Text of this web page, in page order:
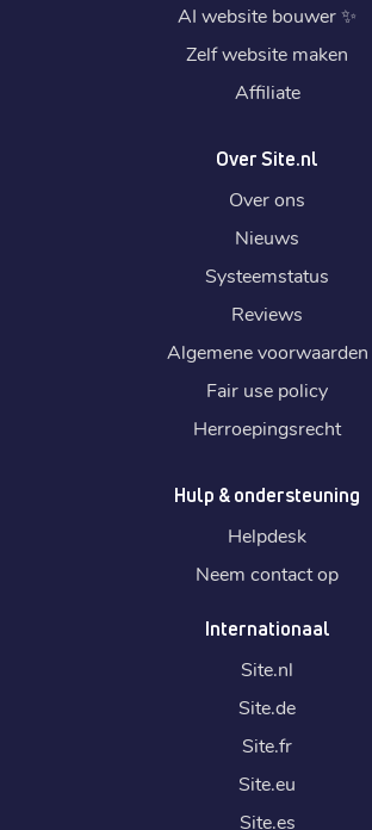
AI website bouwer✨
Zelf website maken
Affiliate
Over Site.nl
Over ons
Nieuws
Systeemstatus
Reviews
Algemene voorwaarden
Fair use policy
Herroepingsrecht
Hulp & ondersteuning
Helpdesk
Neem contact op
Internationaal
Site.nl
Site.de
Site.fr
Site.eu
Site.es